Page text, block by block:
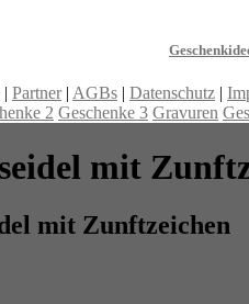
| Partner| AGBs | Datenschutz |
2 Geschenke 3 Gravuren
mit
mit Zunftzeichen